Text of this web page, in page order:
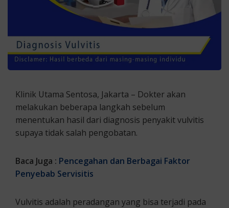
Klinik Utama Sentosa, Jakarta – Dokter akan
melakukan beberapa langkah sebelum
menentukan hasil dari diagnosis penyakit vulvitis
supaya tidak salah pengobatan.
Baca Juga : Pencegahan dan Berbagai Faktor
Penyebab Servisitis
Vulvitis adalah peradangan yang bisa terjadi pada